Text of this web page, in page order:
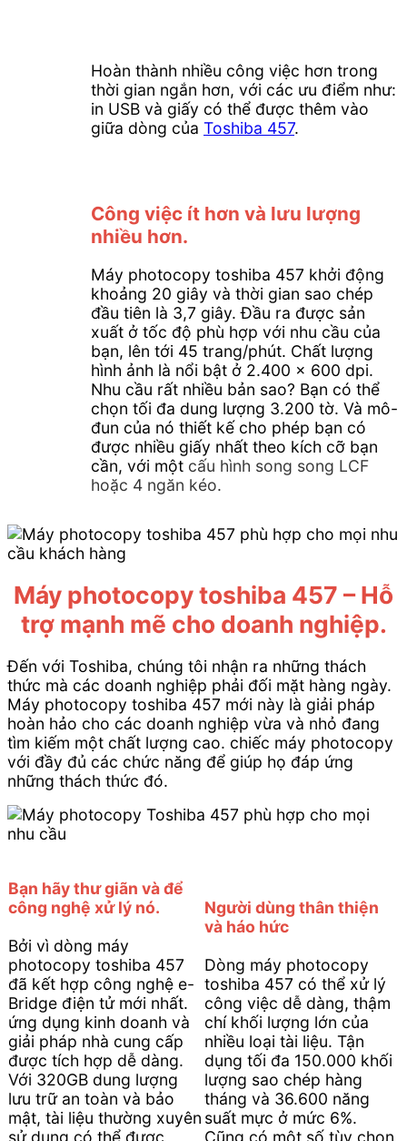
Hoàn thành nhiều công việc hơn trong
thời gian ngắn hơn, với các ưu điểm như:
in USB và giấy có thể được thêm vào
giữa dòng của Toshiba 457.
Công việc ít hơn và lưu lượng
nhiều hơn.
Máy photocopy toshiba 457 khởi động
khoảng 20 giây và thời gian sao chép
đầu tiên là 3,7 giây. Đầu ra được sản
xuất ở tốc độ phù hợp với nhu cầu của
bạn, lên tới 45 trang/phút. Chất lượng
hình ảnh là nổi bật ở 2.400 x 600 dpi.
Nhu cầu rất nhiều bản sao? Bạn có thể
chọn tối đa dung lượng 3.200 tờ. Và mô-
đun của nó thiết kế cho phép bạn có
được nhiều giấy nhất theo kích cỡ bạn
cần, với một cấu hình song song LCF
hoặc 4 ngăn kéo.
Máy photocopy toshiba 457 – Hỗ
trợ mạnh mẽ cho doanh nghiệp.
Đến với Toshiba, chúng tôi nhận ra những thách
thức mà các doanh nghiệp phải đối mặt hàng ngày.
Máy photocopy toshiba 457 mới này là giải pháp
hoàn hảo cho các doanh nghiệp vừa và nhỏ đang
tìm kiếm một chất lượng cao. chiếc máy photocopy
với đầy đủ các chức năng để giúp họ đáp ứng
những thách thức đó.
Bạn hãy thư giãn và để
công nghệ xử lý nó.
Bởi vì dòng máy
photocopy toshiba 457
đã kết hợp công nghệ e-
Bridge điện tử mới nhất.
ứng dụng kinh doanh và
giải pháp nhà cung cấp
được tích hợp dễ dàng.
Với 320GB dung lượng
lưu trữ an toàn và bảo
mật, tài liệu thường xuyên
sử dụng có thể được
Người dùng thân thiện
và háo hức
Dòng máy photocopy
toshiba 457 có thể xử lý
công việc dễ dàng, thậm
chí khối lượng lớn của
nhiều loại tài liệu. Tận
dụng tối đa 150.000 khối
lượng sao chép hàng
tháng và 36.600 năng
suất mực ở mức 6%.
Cũng có một số tùy chọn